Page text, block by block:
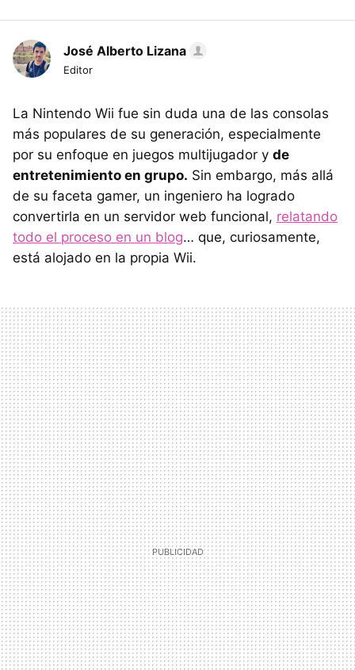
José Alberto Lizana
Editor
La Nintendo Wii fue sin duda una de las consolas
más populares de su generación, especialmente
por su enfoque en juegos multijugador y de
entretenimiento en grupo. Sin embargo, más allá
de su faceta gamer, un ingeniero ha logrado
convertirla en un servidor web funcional, relatando
todo el proceso en un blog… que, curiosamente,
está alojado en la propia Wii.